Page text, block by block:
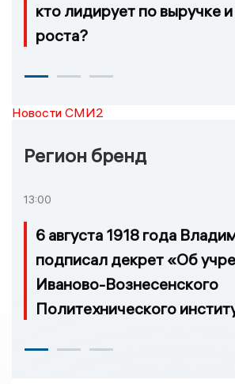
кто лидирует по выручке
роста?
Новости СМИ2
Регион бренд
13:00
6 августа 1918 года
подписал декрет «Об
Иваново-Вознесенского
Политехнического